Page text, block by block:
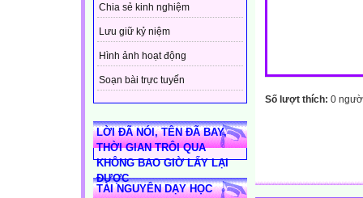
Chia sẻ kinh nghiệm
Lưu giữ kỷ niệm
Hình ảnh hoạt động
Soạn bài trực tuyến
LỜI ĐÃ NÓI, TÊN ĐÃ BAY,
THỜI GIAN TRÔI QUA
KHÔNG BAO GIỜ LẤY LẠI
ĐƯỢC
TÀI NGUYÊN DẠY HỌC
Số lượt thích: 0